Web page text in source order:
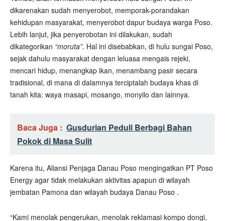
dikarenakan sudah menyerobot, memporak-porandakan
kehidupan masyarakat, menyerobot dapur budaya warga Poso.
Lebih lanjut, jika penyerobotan ini dilakukan, sudah
dikategorikan “moruta”. Hal ini disebabkan, di hulu sungai Poso,
sejak dahulu masyarakat dengan leluasa mengais rejeki,
mencari hidup, menangkap ikan, menambang pasir secara
tradisional, di mana di dalamnya terciptalah budaya khas di
tanah kita: waya masapi, mosango, monyilo dan lainnya.
Baca Juga : Gusdurian Peduli Berbagi Bahan
Pokok di Masa Sulit
Karena itu, Aliansi Penjaga Danau Poso mengingatkan PT Poso
Energy agar tidak melakukan aktivitas apapun di wilayah
jembatan Pamona dan wilayah budaya Danau Poso .
“Kami menolak pengerukan, menolak reklamasi kompo dongi,